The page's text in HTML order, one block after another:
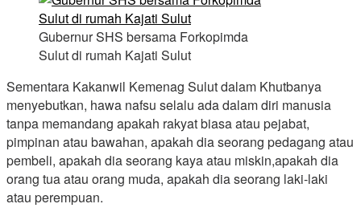
Gubernur SHS bersama Forkopimda
Sulut di rumah Kajati Sulut
Sementara Kakanwil Kemenag Sulut dalam Khutbanya
menyebutkan, hawa nafsu selalu ada dalam diri manusia
tanpa memandang apakah rakyat biasa atau pejabat,
pimpinan atau bawahan, apakah dia seorang pedagang atau
pembeli, apakah dia seorang kaya atau miskin,apakah dia
orang tua atau orang muda, apakah dia seorang laki-laki
atau perempuan.